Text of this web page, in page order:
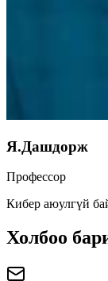
Я.Дашдорж
Профессор
Кибер аюулгүй
Холбоо